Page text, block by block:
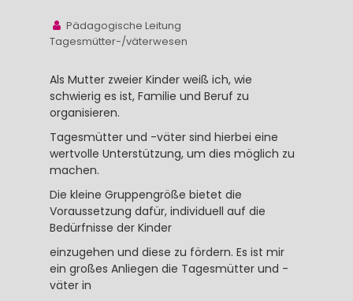
Pädagogische Leitung
Tagesmütter-/väterwesen
Als Mutter zweier Kinder weiß ich, wie
schwierig es ist, Familie und Beruf zu
organisieren.
Tagesmütter und -väter sind hierbei eine
wertvolle Unterstützung, um dies möglich zu
machen.
Die kleine Gruppengröße bietet die
Voraussetzung dafür, individuell auf die
Bedürfnisse der Kinder
einzugehen und diese zu fördern. Es ist mir
ein großes Anliegen die Tagesmütter und -
väter in